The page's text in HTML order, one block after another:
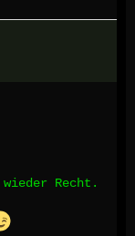
Recht.